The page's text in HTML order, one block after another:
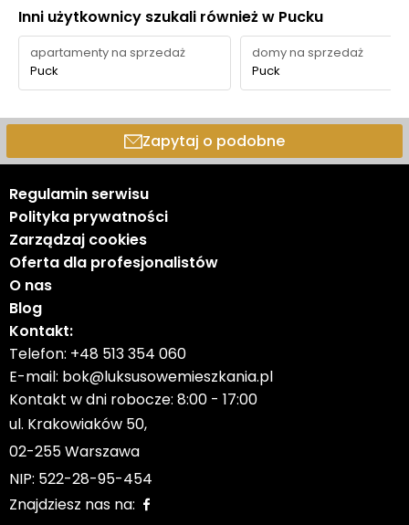
Inni użytkownicy szukali również w Pucku
apartamenty na sprzedaż
Puck
domy na sprzedaż
Puck
Zapytaj o podobne
Regulamin serwisu
Polityka prywatności
Zarządzaj cookies
Oferta dla profesjonalistów
O nas
Blog
Kontakt:
Telefon: +48 513 354 060
E-mail: bok@luksusowemieszkania.pl
Kontakt w dni robocze: 8:00 - 17:00
ul. Krakowiaków 50,
02-255 Warszawa
NIP: 522-28-95-454
Znajdziesz nas na: